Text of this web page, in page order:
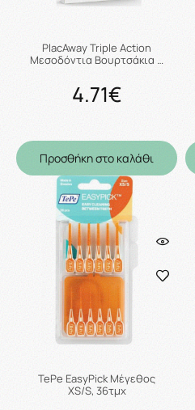
PlacAway Triple Action
Μεσοδόντια Βουρτσάκια …
4.71€
Προσθήκη στο καλάθι
TePe EasyPick Μέγεθος
XS/S, 36τμχ